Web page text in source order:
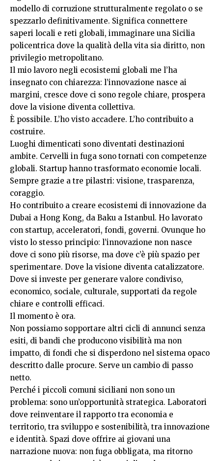
modello di corruzione strutturalmente regolato o se
spezzarlo definitivamente. Significa connettere
saperi locali e reti globali, immaginare una Sicilia
policentrica dove la qualità della vita sia diritto, non
privilegio metropolitano.
Il mio lavoro negli ecosistemi globali me l’ha
insegnato con chiarezza: l’innovazione nasce ai
margini, cresce dove ci sono regole chiare, prospera
dove la visione diventa collettiva.
È possibile. L’ho visto accadere. L’ho contribuito a
costruire.
Luoghi dimenticati sono diventati destinazioni
ambite. Cervelli in fuga sono tornati con competenze
globali. Startup hanno trasformato economie locali.
Sempre grazie a tre pilastri: visione, trasparenza,
coraggio.
Ho contribuito a creare ecosistemi di innovazione da
Dubai a Hong Kong, da Baku a Istanbul. Ho lavorato
con startup, acceleratori, fondi, governi. Ovunque ho
visto lo stesso principio: l’innovazione non nasce
dove ci sono più risorse, ma dove c’è più spazio per
sperimentare. Dove la visione diventa catalizzatore.
Dove si investe per generare valore condiviso,
economico, sociale, culturale, supportati da regole
chiare e controlli efficaci.
Il momento è ora.
Non possiamo sopportare altri cicli di annunci senza
esiti, di bandi che producono visibilità ma non
impatto, di fondi che si disperdono nel sistema opaco
descritto dalle procure. Serve un cambio di passo
netto.
Perché i piccoli comuni siciliani non sono un
problema: sono un’opportunità strategica. Laboratori
dove reinventare il rapporto tra economia e
territorio, tra sviluppo e sostenibilità, tra innovazione
e identità. Spazi dove offrire ai giovani una
narrazione nuova: non fuga obbligata, ma ritorno